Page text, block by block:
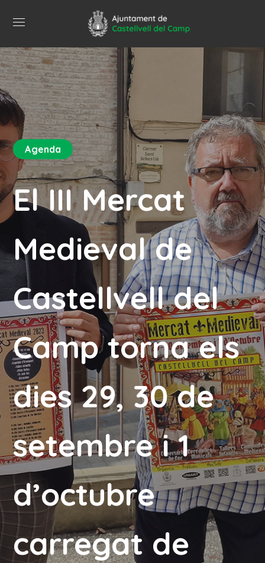
Agenda
El III Mercat
Medieval de
Castellvell del
Camp torna els
dies 29, 30 de
setembre i 1
d’octubre
carregat de